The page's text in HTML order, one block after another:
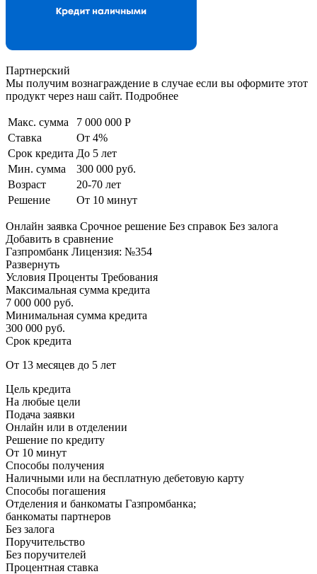
Партнерский
Мы получим вознаграждение в случае если вы оформите этот
продукт через наш сайт. Подробнее
Макс. сумма
7 000 000 Р
Ставка
От 4%
Срок кредита До 5 лет
Мин. сумма
300 000 руб.
Возраст
20-70 лет
Решение
От 10 минут
Онлайн заявка Срочное решение Без справок Без залога
Добавить в сравнение
Газпромбанк Лицензия: №354
Развернуть
Условия Проценты Требования
Максимальная сумма кредита
7 000 000 руб.
Минимальная сумма кредита
300 000 руб.
Срок кредита
От 13 месяцев до 5 лет
Цель кредита
На любые цели
Подача заявки
Онлайн или в отделении
Решение по кредиту
От 10 минут
Способы получения
Наличными или на бесплатную дебетовую карту
Способы погашения
Отделения и банкоматы Газпромбанка;
банкоматы партнеров
Без залога
Поручительство
Без поручителей
Процентная ставка